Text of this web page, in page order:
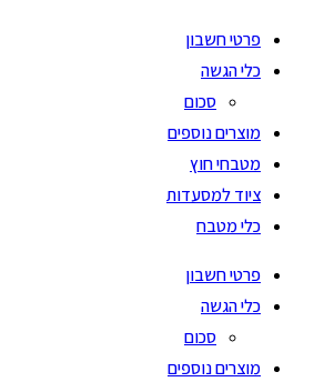
פרטי חשבון
כלי הגשה
סכום
מוצרים נוספים
מטבחי חוץ
ציוד למסעדות
כלי מטבח
פרטי חשבון
כלי הגשה
סכום
מוצרים נוספים